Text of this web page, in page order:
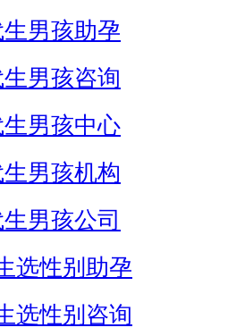
男孩助孕
男孩咨询
男孩中心
男孩机构
男孩公司
选性别助孕
选性别咨询